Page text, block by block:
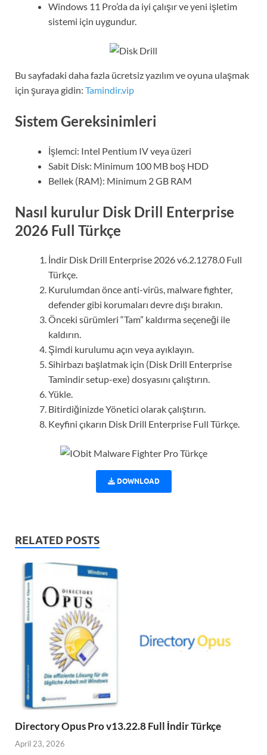
Windows 11 Pro’da da iyi çalışır ve yeni işletim
sistemi için uygundur.
Bu sayfadaki daha fazla ücretsiz yazılım ve oyuna ulaşmak
için şuraya gidin: Tamindir.vip
Sistem Gereksinimleri
İşlemci: Intel Pentium IV veya üzeri
Sabit Disk: Minimum 100 MB boş HDD
Bellek (RAM): Minimum 2 GB RAM
Nasıl kurulur Disk Drill Enterprise
2026 Full Türkçe
İndir Disk Drill Enterprise 2026 v6.2.1278.0 Full
Türkçe.
Kurulumdan önce anti-virüs, malware fighter,
defender gibi korumaları devre dışı bırakın.
Önceki sürümleri “Tam” kaldırma seçeneği ile
kaldırın.
Şimdi kurulumu açın veya ayıklayın.
Sihirbazı başlatmak için (Disk Drill Enterprise
Tamindir setup-exe) dosyasını çalıştırın.
Yükle.
Bitirdiğinizde Yönetici olarak çalıştırın.
Keyfini çıkarın Disk Drill Enterprise Full Türkçe.
DOWNLOAD
RELATED POSTS
Directory Opus Pro v13.22.8 Full İndir Türkçe
April 23, 2026